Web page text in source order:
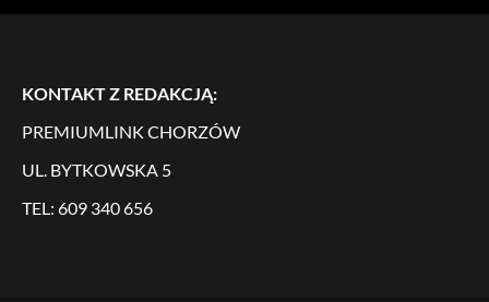
KONTAKT Z REDAKCJĄ:
PREMIUMLINK CHORZÓW
UL. BYTKOWSKA 5
TEL: 609 340 656